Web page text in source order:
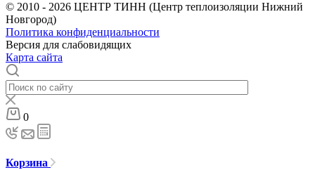
© 2010 - 2026 ЦЕНТР ТИНН (Центр теплоизоляции Нижний
Новгород)
Политика конфиденциальности
Версия для слабовидящих
Карта сайта
0
Корзина